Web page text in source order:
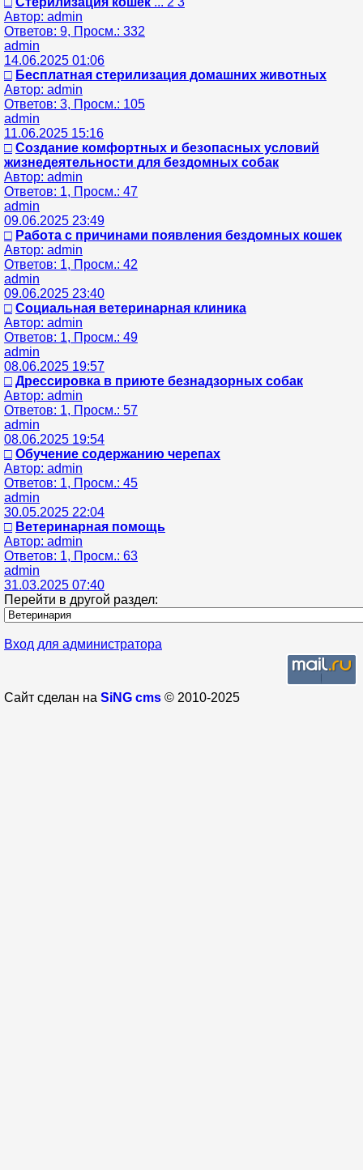
Автор: admin
Ответов: 9, Просм.: 332
admin
14.06.2025 01:06
□ Бесплатная стерилизация домашних животных
Автор: admin
Ответов: 3, Просм.: 105
admin
11.06.2025 15:16
□ Создание комфортных и безопасных условий
жизнедеятельности для бездомных собак
Автор: admin
Ответов: 1, Просм.: 47
admin
09.06.2025 23:49
□ Работа с причинами появления бездомных кошек
Автор: admin
Ответов: 1, Просм.: 42
admin
09.06.2025 23:40
□ Социальная ветеринарная клиника
Автор: admin
Ответов: 1, Просм.: 49
admin
08.06.2025 19:57
□ Дрессировка в приюте безнадзорных собак
Автор: admin
Ответов: 1, Просм.: 57
admin
08.06.2025 19:54
□ Обучение содержанию черепах
Автор: admin
Ответов: 1, Просм.: 45
admin
30.05.2025 22:04
□ Ветеринарная помощь
Автор: admin
Ответов: 1, Просм.: 63
admin
31.03.2025 07:40
Перейти в другой раздел:
Вход для администратора
Сайт сделан на SiNG cms © 2010-2025